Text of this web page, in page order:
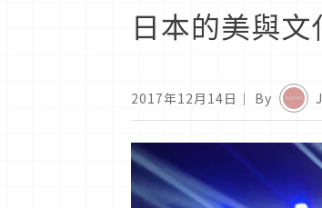
日本的美與文
2017年12月14日 ｜ By